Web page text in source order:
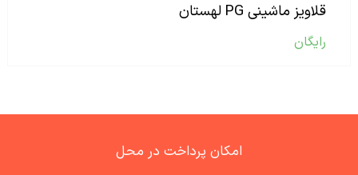
قلاویز ماشینی PG لهستان
رایگان
امکان پرداخت در محل